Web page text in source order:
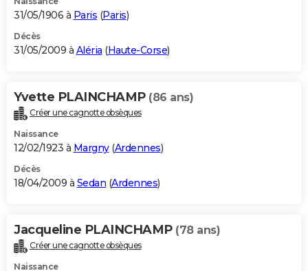
31/05/1906 à Paris (Paris)
Décès
31/05/2009 à Aléria (Haute-Corse)
Yvette PLAINCHAMP (86 ans)
Créer une cagnotte obsèques
Naissance
12/02/1923 à Margny(Ardennes)
Décès
18/04/2009 à Sedan (Ardennes)
Jacqueline PLAINCHAMP (78 ans)
Créer une cagnotte obsèques
Naissance